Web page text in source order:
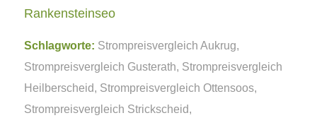
Rankensteinseo
Schlagworte: Strompreisvergleich Aukrug,
Strompreisvergleich Gusterath, Strompreisvergleich
Heilberscheid, Strompreisvergleich Ottensoos,
Strompreisvergleich Strickscheid,